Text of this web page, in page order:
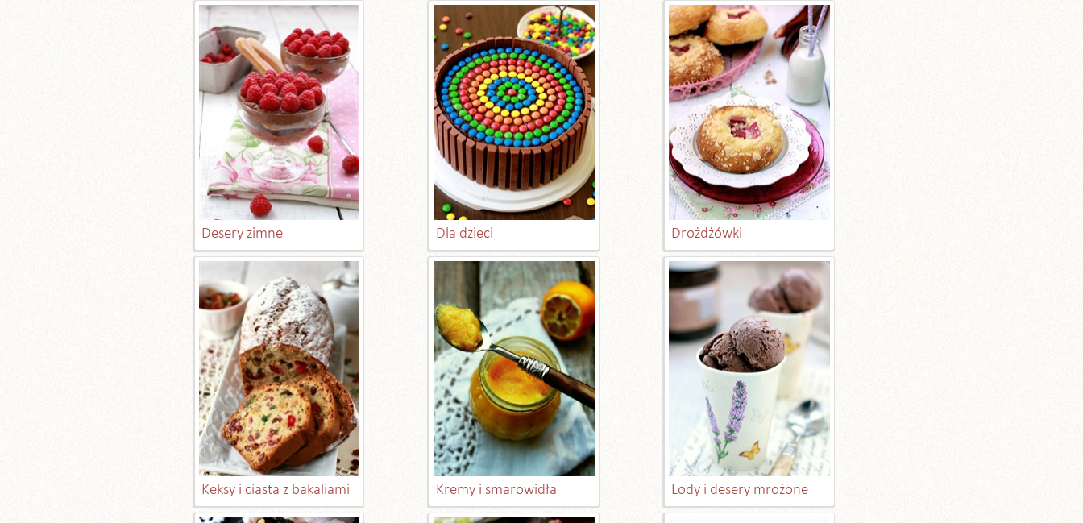
Desery zimne Dla dzieci Drożdżówki
Keksy i ciasta z bakaliami Kremy i smarowidła Lody i desery mrożone